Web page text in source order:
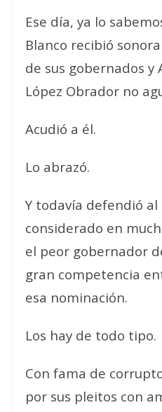
Ese día, ya lo
Blanco recibió
de sus gobernados y
López Obrador no
Acudió a él.
Lo abrazó.
Y todavía defendió al
considerado en
el peor gobernador
gran competencia
esa nominación.
Los hay de todo tipo.
Con fama de
por sus pleitos con